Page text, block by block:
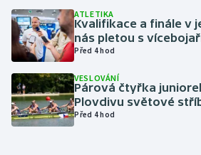
Moderní pětiboj
Motorsport
Olympijské hry
Parasport
ATLETIKA
Kvalifikace a finále v
nás pletou s
Před 4 hod
VESLOVÁNÍ
Párová čtyřka
Plovdivu světové
Před 4 hod